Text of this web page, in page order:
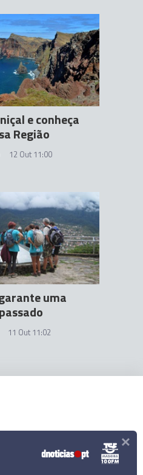
e conheça
Região
12 Out 11:00
uma
11 Out 11:02
×